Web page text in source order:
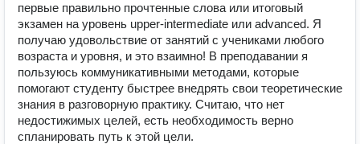
первые правильно прочтенные слова или итоговый
экзамен на уровень upper-intermediate или advanced. Я
получаю удовольствие от занятий с учениками любого
возраста и уровня, и это взаимно! В преподавании я
пользуюсь коммуникативными методами, которые
помогают студенту быстрее внедрять свои теоретические
знания в разговорную практику. Считаю, что нет
недостижимых целей, есть необходимость верно
спланировать путь к этой цели.